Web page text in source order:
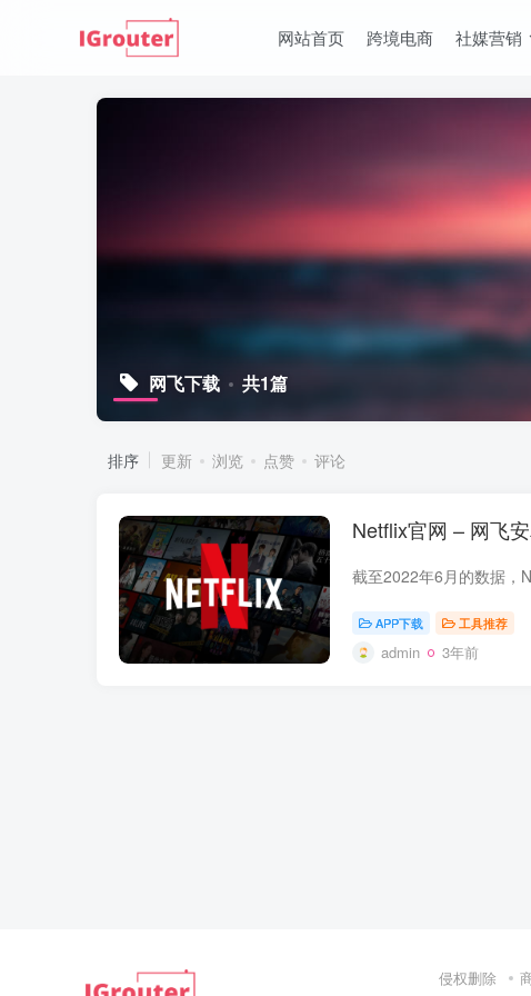
网站首页 跨境电商 社媒营销
网飞下载 共1篇
排序 更新 浏览 点赞 评论
Netflix官网 – 网飞
APP下载 工具推荐
admin 3年前
侵权删除